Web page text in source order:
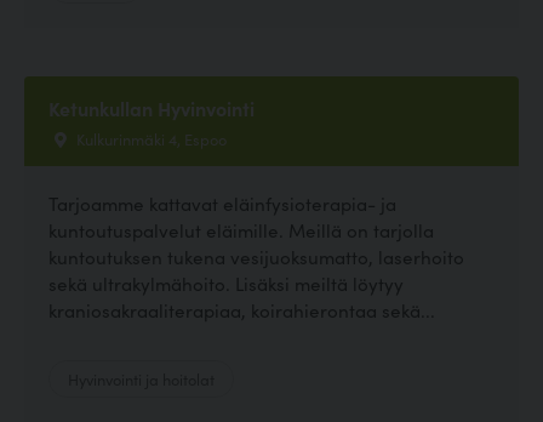
Ketunkullan Hyvinvointi
Kulkurinmäki 4, Espoo
Tarjoamme kattavat eläinfysioterapia- ja
kuntoutuspalvelut eläimille. Meillä on tarjolla
kuntoutuksen tukena vesijuoksumatto, laserhoito
sekä ultrakylmähoito. Lisäksi meiltä löytyy
kraniosakraaliterapiaa, koirahierontaa sekä...